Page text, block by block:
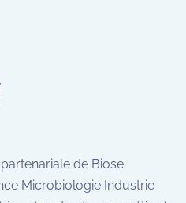
de Biose
Microbiologie Industrie